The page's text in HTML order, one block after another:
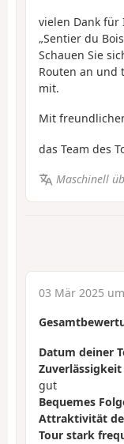
vielen Dank für
„Sentier du
Schauen Sie
Routen an und
mit.
Mit
das Team des
Maschinell
03 Mär 2025
Datum deiner
gut
Bequemes
Attraktivität
Tour stark